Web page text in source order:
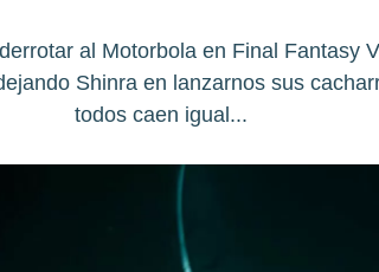
al Motorbola en Final Fantasy
Shinra en lanzarnos sus
todos caen igual...